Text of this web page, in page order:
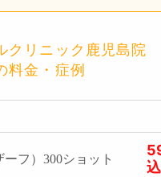
クリニック鹿児島院
料金・症例
ーフ）300ショット
込